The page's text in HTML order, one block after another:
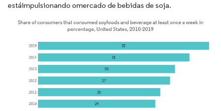
estáimpulsionando omercado de bebidas de soja.